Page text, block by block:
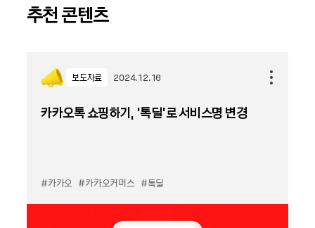
추천 콘텐츠
보도자료 2024.12.16
카카오톡 쇼핑하기, ‘톡딜’로 서비스명 변경
#카카오 #카카오커머스 #톡딜